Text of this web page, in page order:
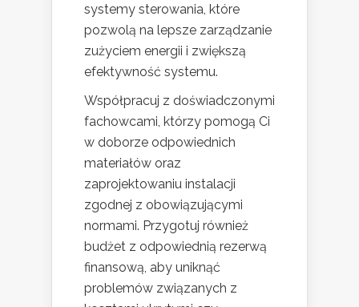
systemy sterowania, które
pozwolą na lepsze zarządzanie
zużyciem energii i zwiększą
efektywność systemu.
Współpracuj z doświadczonymi
fachowcami, którzy pomogą Ci
w doborze odpowiednich
materiałów oraz
zaprojektowaniu instalacji
zgodnej z obowiązującymi
normami. Przygotuj również
budżet z odpowiednią rezerwą
finansową, aby uniknąć
problemów związanych z